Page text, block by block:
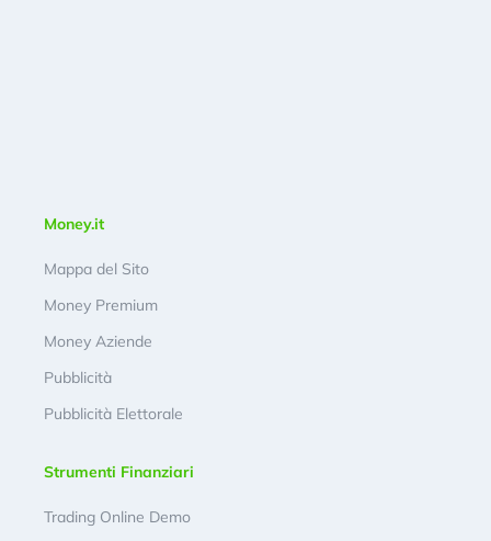
Money.it
Mappa del Sito
Money Premium
Money Aziende
Pubblicità
Pubblicità Elettorale
Strumenti Finanziari
Trading Online Demo